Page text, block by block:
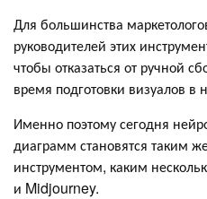
Для большинства
руководителей этих
чтобы отказаться от ручной
время подготовки визуалов в
Именно поэтому сегодня
диаграмм становятся таким
инструментом, каким
и Midjourney.